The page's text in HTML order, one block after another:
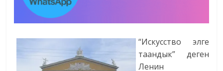
“Искусство элге
таандык” деген
Ленин